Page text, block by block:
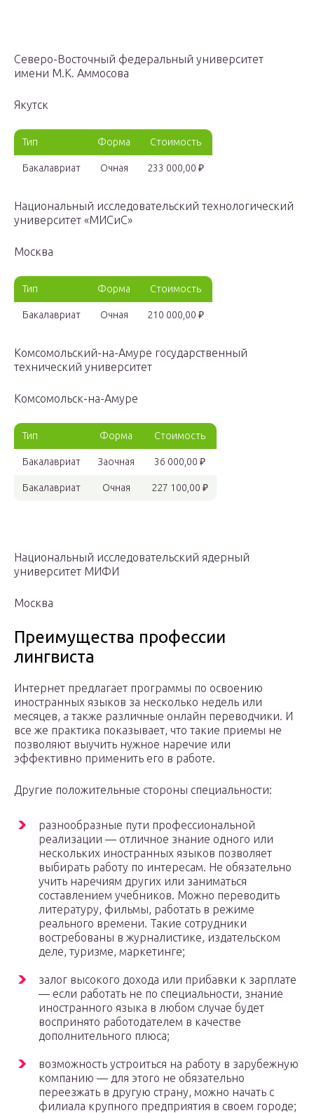
Северо-Восточный федеральный университет
имени М.К. Аммосова
Якутск
Тип Форма Стоимость
Бакалавриат Очная 233 000,00 ₽
Национальный исследовательский технологический
университет «МИСиС»
Москва
Тип Форма Стоимость
Бакалавриат Очная 210 000,00 ₽
Комсомольский-на-Амуре государственный
технический университет
Комсомольск-на-Амуре
Тип Форма Стоимость
Бакалавриат Заочная 36 000,00 ₽
Бакалавриат Очная 227 100,00 ₽
Национальный исследовательский ядерный
университет МИФИ
Москва
Преимущества профессии
лингвиста
Интернет предлагает программы по освоению
иностранных языков за несколько недель или
месяцев, а также различные онлайн переводчики. И
все же практика показывает, что такие приемы не
позволяют выучить нужное наречие или
эффективно применить его в работе.
Другие положительные стороны специальности:
разнообразные пути профессиональной
реализации — отличное знание одного или
нескольких иностранных языков позволяет
выбирать работу по интересам. Не обязательно
учить наречиям других или заниматься
составлением учебников. Можно переводить
литературу, фильмы, работать в режиме
реального времени. Такие сотрудники
востребованы в журналистике, издательском
деле, туризме, маркетинге;
залог высокого дохода или прибавки к зарплате
— если работать не по специальности, знание
иностранного языка в любом случае будет
воспринято работодателем в качестве
дополнительного плюса;
возможность устроиться на работу в зарубежную
компанию — для этого не обязательно
переезжать в другую страну, можно начать с
филиала крупного предприятия в своем городе;